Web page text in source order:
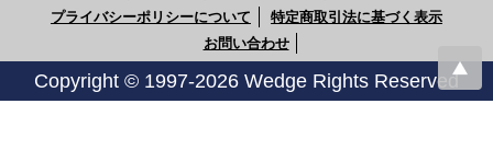
プライバシーポリシーについて
特定商取引法に基づく表示
お問い合わせ
Copyright © 1997-2026 Wedge Rights Reserved